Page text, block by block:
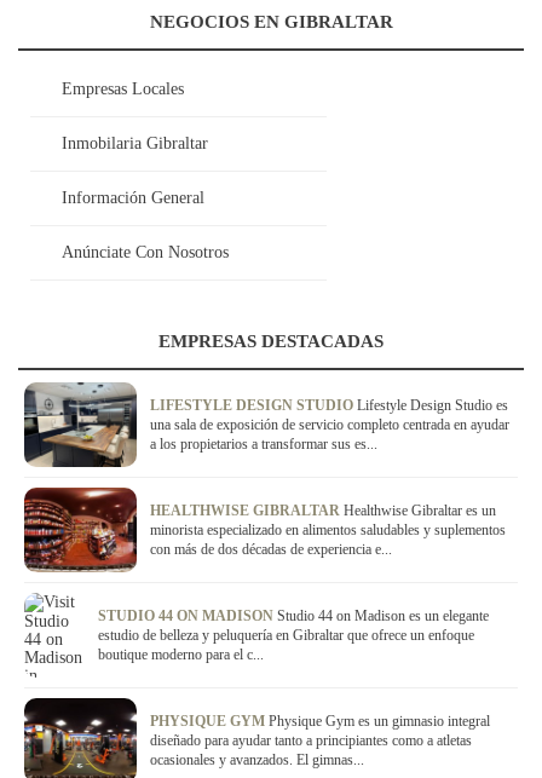
NEGOCIOS EN GIBRALTAR
Empresas Locales
Inmobilaria Gibraltar
Información General
Anúnciate Con Nosotros
EMPRESAS DESTACADAS
LIFESTYLE DESIGN STUDIO Lifestyle Design Studio es
una sala de exposición de servicio completo centrada en ayudar
a los propietarios a transformar sus es...
HEALTHWISE GIBRALTAR Healthwise Gibraltar es un
minorista especializado en alimentos saludables y suplementos
con más de dos décadas de experiencia e...
STUDIO 44 ON MADISON Studio 44 on Madison es un elegante
estudio de belleza y peluquería en Gibraltar que ofrece un enfoque
boutique moderno para el c...
PHYSIQUE GYM Physique Gym es un gimnasio integral
diseñado para ayudar tanto a principiantes como a atletas
ocasionales y avanzados. El gimnas...